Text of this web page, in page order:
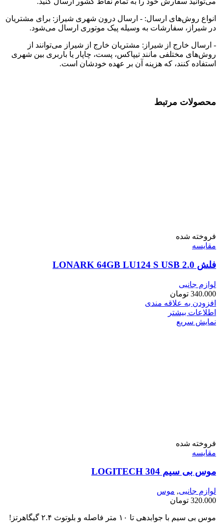
انواع روش‌های ارسال: - ارسال درون شهری شیراز: برای مشتریان
در شیراز، سفارشات به وسیله پیک موتوری ارسال می‌شود.
- ارسال خارج از شیراز: مشتریان خارج از شیراز می‌توانند از
روش‌های مختلفی مانند تیپاکس، پست، چاپار یا باربری بین شهری
استفاده کنند، که هزینه آن بر عهده خودشان است.
محصولات مرتبط
فروخته شده
مقايسه
فلش LONARK 64GB LU124 S USB 2.0
لوازم جانبی
340.000 تومان
افزودن به علاقه مندی
اطلاعات بیشتر
نمایش سریع
فروخته شده
مقايسه
موس بی سیم LOGITECH 304
لوازم جانبی, موس
320.000 تومان
موس بی سیم با جوابدهی تا ۱۰ متر فاصله و بلوتوث ۲.۴ گیگاهرتز!